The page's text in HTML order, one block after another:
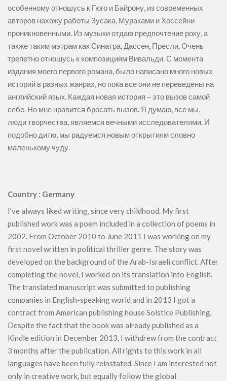
особенному отношусь к Гюго и Байрону, из современных
авторов нахожу работы Зусака, Мураками и Хоссейни
проникновенными. Из музыки отдаю предпочтение року, а
также таким мэтрам как Синатра, Дассен, Пресли. Очень
трепетно отношусь к композициям Вивальди. С момента
издания моего первого романа, было написано много новых
историй в разных жанрах, но пока все они не переведены на
английский язык. Каждая новая история – это вызов самой
себе. Но мне нравится бросать вызов. Я думаю, все мы,
люди творчества, являемся вечными исследователями. И
подобно дитю, мы радуемся новым открытиям словно
маленькому чуду.
Country : Germany
I’ve always liked writing, since very childhood. My first
published work was a poem included in a collection of poems in
2002. From October 2010 to June 2011 I was working on my
first novel written in political thriller genre. The story was
developed on the background of the Arab-Israeli conflict. After
completing the novel, I worked on its translation into English.
The translated manuscript was submitted to publishing
companies in English-speaking world and in 2013 I got a
contract from American publishing house Solstice Publishing.
Despite the fact that the book was already published as a
Kindle edition in December 2013, I withdrew from the contract
3 months after the publication. All rights to this work in all
languages ​​have been fully reinstated. Since I am interested not
only in creative work, but equally follow the global